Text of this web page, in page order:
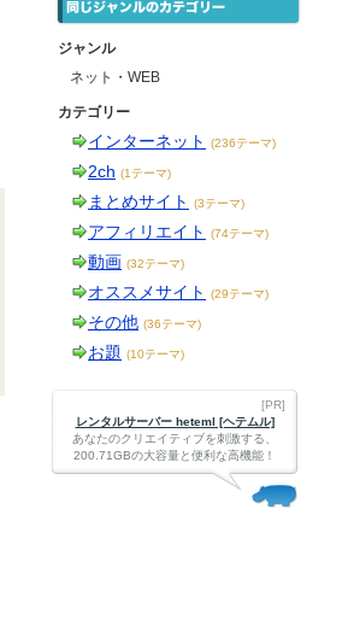
ジャンル
ネット・WEB
カテゴリー
インターネット (236テーマ)
2ch (1テーマ)
まとめサイト (3テーマ)
アフィリエイト (74テーマ)
動画 (32テーマ)
オススメサイト (29テーマ)
その他 (36テーマ)
お題 (10テーマ)
[PR]
レンタルサーバー heteml [ヘテムル]
あなたのクリエイティブを刺激する、
200.71GBの大容量と便利な高機能！